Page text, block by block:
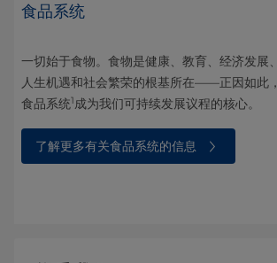
食品系统
一切始于食物。食物是健康、教育、经济发展、
人生机遇和社会繁荣的根基所在——正因如此，
食品系统1成为我们可持续发展议程的核心。
了解更多有关食品系统的信息